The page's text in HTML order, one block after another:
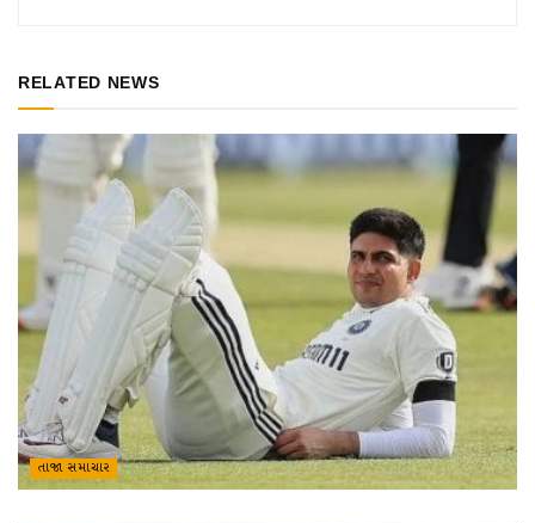
RELATED NEWS
તાજા સમાચાર